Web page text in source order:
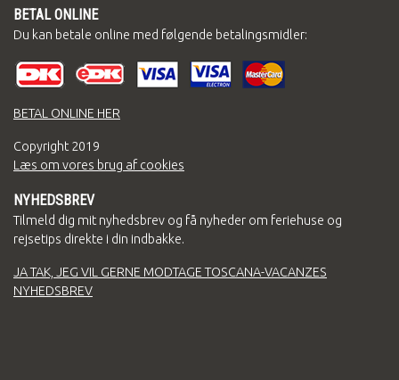
BETAL ONLINE
Du kan betale online med følgende betalingsmidler:
BETAL ONLINE HER
Copyright 2019
Læs om vores brug af cookies
NYHEDSBREV
Tilmeld dig mit nyhedsbrev og få nyheder om feriehuse og
rejsetips direkte i din indbakke.
JA TAK, JEG VIL GERNE MODTAGE TOSCANA-VACANZES
NYHEDSBREV